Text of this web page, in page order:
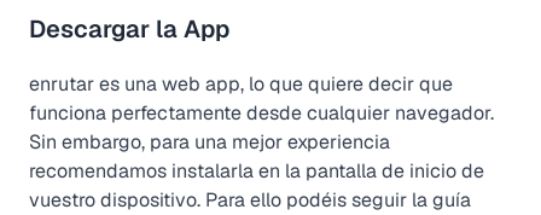
Descargar la App
enrutar es una web app, lo que quiere decir que
funciona perfectamente desde cualquier navegador.
Sin embargo, para una mejor experiencia
recomendamos instalarla en la pantalla de inicio de
vuestro dispositivo. Para ello podéis seguir la guía